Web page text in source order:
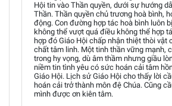
Hội tin vào Thần quyền, dưới sự hướng
Thần. Thần quyền chủ trương hoà bình,
động. Con đường hợp tác hoà bình luôn
không thể vượt quá điều không thể hợp
hợp đó Giáo Hội chấp nhận thiệt thòi vật
chất tâm linh. Một tinh thần vững mạnh,
trong hy vọng, dù âm thầm nhưng giầu
niềm tin tình yêu có sức hoán cải tâm
Giáo Hội. Lịch sử Giáo Hội cho thấy lời
hoán cải trở thành môn đệ Chúa. Cũng
mình được ơn kiên tâm.